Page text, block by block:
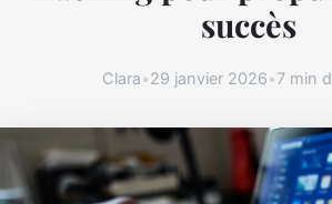
succès
Clara•29 janvier 2026•7 min